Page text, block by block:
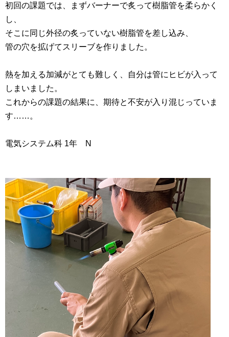
初回の課題では、まずバーナーで炙って樹脂管を柔らかく
し、
そこに同じ外径の炙っていない樹脂管を差し込み、
管の穴を拡げてスリーブを作りました。
熱を加える加減がとても難しく、自分は管にヒビが入って
しまいました。
これからの課題の結果に、期待と不安が入り混じっていま
す……。
電気システム科 1年 N